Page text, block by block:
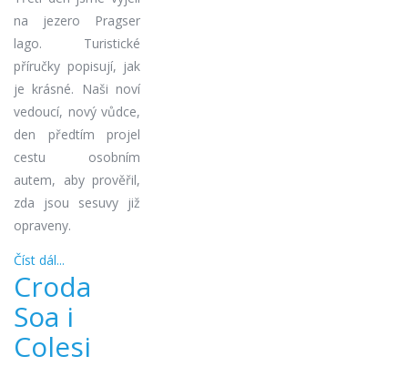
na jezero Pragser
lago. Turistické
příručky popisují, jak
je krásné. Naši noví
vedoucí, nový vůdce,
den předtím projel
cestu osobním
autem, aby prověřil,
zda jsou sesuvy již
opraveny.
Číst dál...
Croda
Soa i
Colesi